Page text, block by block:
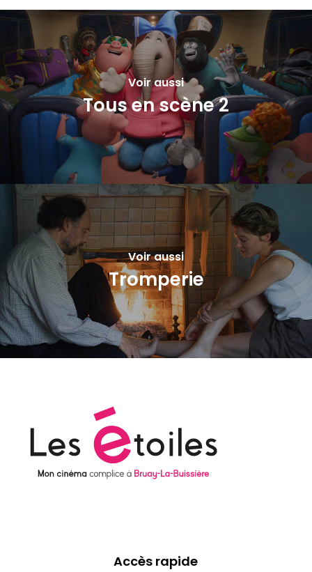
Voir aussi
Tous en scène 2
Voir aussi
Tromperie
Accès rapide